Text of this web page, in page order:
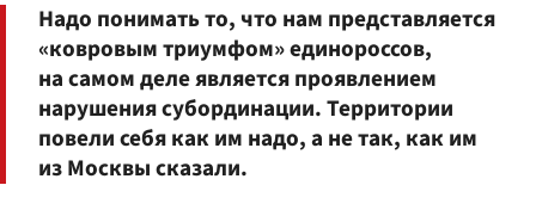
Надо понимать то, что нам представляется
«ковровым триумфом» единороссов,
на самом деле является проявлением
нарушения субординации. Территории
повели себя как им надо, а не так, как им
из Москвы сказали.